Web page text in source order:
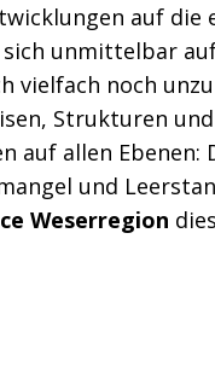
auf
unmittelbar
vielfach noch
Strukturen
auf allen
und
Weserregion